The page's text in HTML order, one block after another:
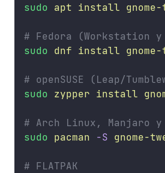
sudo apt install
# Fedora (Workstation
sudo dnf install
# openSUSE (Leap/
sudo zypper install
# Arch Linux, Manjaro y
sudo pacman -S gnome-
# FLATPAK